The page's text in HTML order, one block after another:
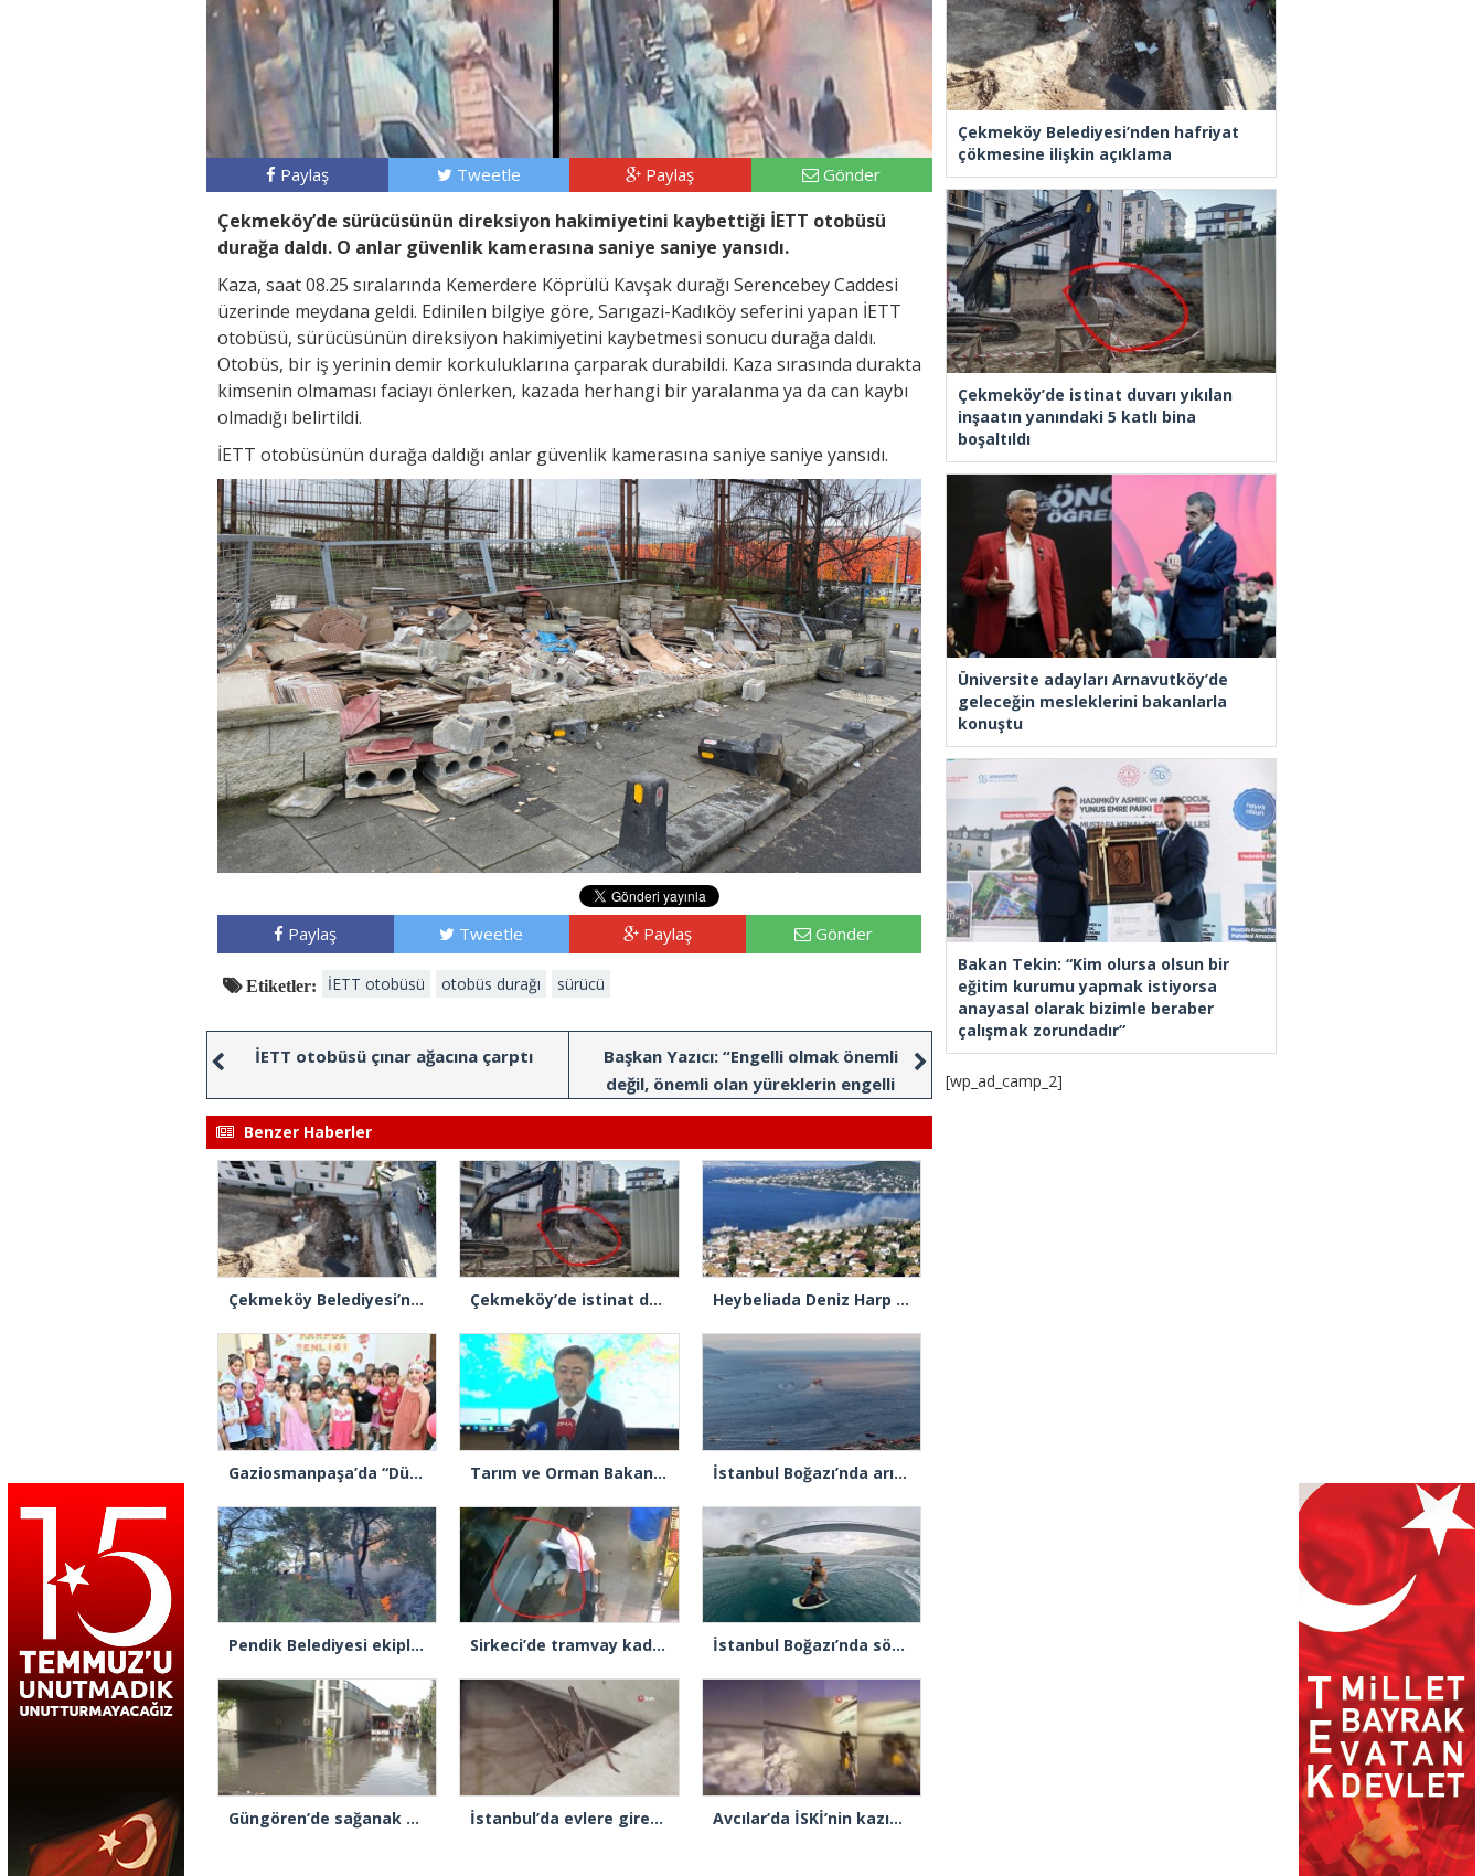
Paylaş Tweetle Paylaş Gönder
Çekmeköy’de sürücüsünün direksiyon hakimiyetini kaybettiği İETT otobüsü
durağa daldı. O anlar güvenlik kamerasına saniye saniye yansıdı.
Kaza, saat 08.25 sıralarında Kemerdere Köprülü Kavşak durağı Serencebey Caddesi
üzerinde meydana geldi. Edinilen bilgiye göre, Sarıgazi-Kadıköy seferini yapan İETT
otobüsü, sürücüsünün direksiyon hakimiyetini kaybetmesi sonucu durağa daldı.
Otobüs, bir iş yerinin demir korkuluklarına çarparak durabildi. Kaza sırasında durakta
kimsenin olmaması faciayı önlerken, kazada herhangi bir yaralanma ya da can kaybı
olmadığı belirtildi.
İETT otobüsünün durağa daldığı anlar güvenlik kamerasına saniye saniye yansıdı.
Paylaş Tweetle Paylaş Gönder
Etiketler: İETT otobüsü otobüs durağı sürücü
İETT otobüsü çınar ağacına çarptı
Başkan Yazıcı: “Engelli olmak önemli
değil, önemli olan yüreklerin engelli
olmaması”
Benzer Haberler
Çekmeköy Belediyesi’nden hafriyat çökmesine ilişkin açıklama Çekmeköy’de istinat duvarı yıkılan inşaatın yanındaki 5 katlı bina boşaltıldı Heybeliada Deniz Harp Okulu’nda çıkan yangın söndürüldü
Gaziosmanpaşa’da “Dünya Karpuz Günü” festival havasında kutlandı Tarım ve Orman Bakanı İbrahim Yumaklı: “Son 3 günde 260 yangına müdahale ettik, 258’i kontrol altına aldık” İstanbul Boğazı’nda arızalanan gemi Ahırkapı’ya demirlendi
Pendik Belediyesi ekipleri Balıkesir’deki orman yangınına müdahale ediyor Sirkeci’de tramvay kadına çarptı İstanbul Boğazı’nda sörf yaparken fırtınaya yakalandılar
Güngören’de sağanak alt geçidi göle çevirdi: Yol trafiğe kapatıldı İstanbul’da evlere giren dev çekirgeler paniğe neden oldu Avcılar’da İSKİ’nin kazısı sırasında su borusu delindi, su metrelerce yüksekliğe fışkırdı
Çekmeköy Belediyesi’nden hafriyat
çökmesine ilişkin açıklama
Çekmeköy’de istinat duvarı yıkılan
inşaatın yanındaki 5 katlı bina
boşaltıldı
Üniversite adayları Arnavutköy’de
geleceğin mesleklerini bakanlarla
konuştu
Bakan Tekin: “Kim olursa olsun bir
eğitim kurumu yapmak istiyorsa
anayasal olarak bizimle beraber
çalışmak zorundadır”
[wp_ad_camp_2]